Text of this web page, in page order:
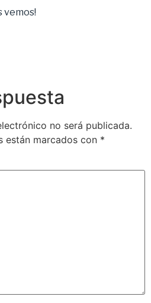
vemos!
no será publicada.
están marcados con *